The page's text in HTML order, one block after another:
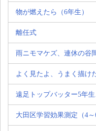
物が燃えたら（6年生）
離任式
雨ニモマケズ、連休の谷
よく見たよ、うまく描け
遠足トップバッター5年生
大田区学習効果測定（4～